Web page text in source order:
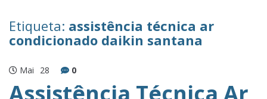
Etiqueta: assistência técnica ar
condicionado daikin santana
Mai 28 0